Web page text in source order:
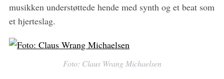
musikken understøttede hende med synth og et beat som
et hjerteslag.
Foto: Claus Wrang Michaelsen